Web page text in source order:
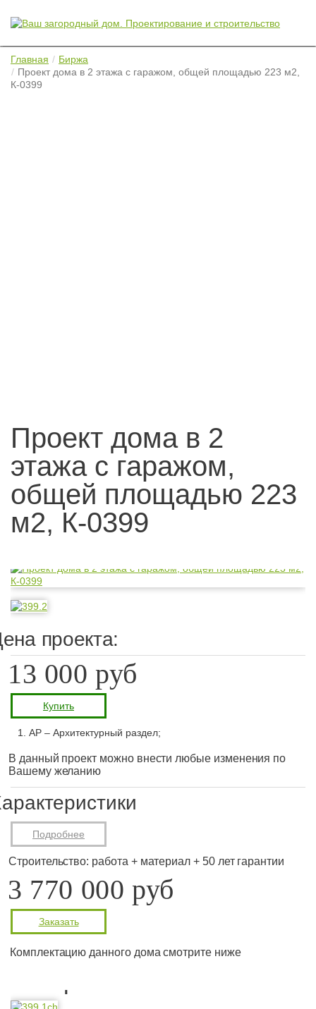
Главная
Биржа
Проект дома в 2 этажа с гаражом, общей площадью 223 м2,
К-0399
Проект дома в 2
этажа с гаражом,
общей площадью 223
м2, К-0399
проекта:
13 000 руб
Купить
АР – Архитектурный раздел;
В данный проект можно внести любые изменения по
Вашему желанию
Подробнее
Строительство: работа + материал + 50 лет гарантии
3 770 000 руб
Заказать
Комплектацию данного дома смотрите ниже